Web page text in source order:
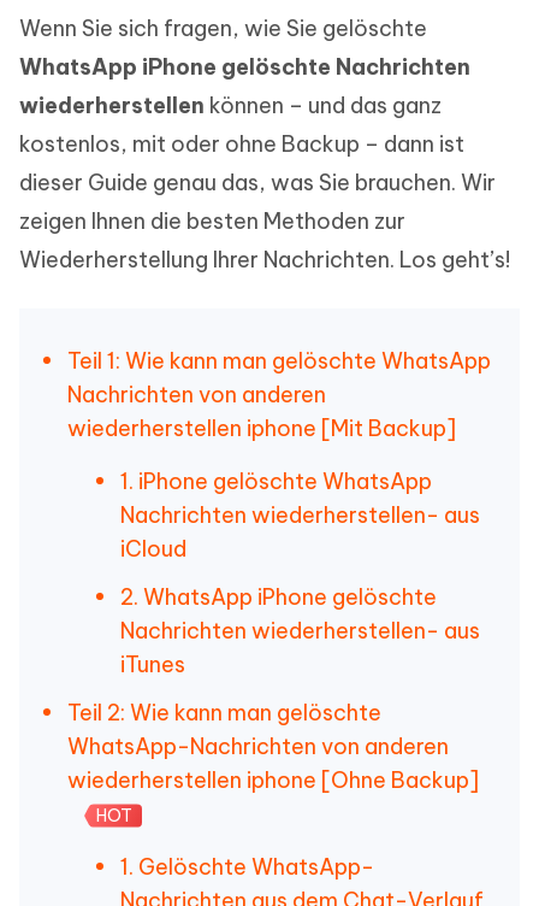
Wenn Sie sich fragen, wie Sie gelöschte
WhatsApp iPhone gelöschte Nachrichten
wiederherstellen können – und das ganz
kostenlos, mit oder ohne Backup – dann ist
dieser Guide genau das, was Sie brauchen. Wir
zeigen Ihnen die besten Methoden zur
Wiederherstellung Ihrer Nachrichten. Los geht’s!
Teil 1: Wie kann man gelöschte WhatsApp
Nachrichten von anderen
wiederherstellen iphone [Mit Backup]
1. iPhone gelöschte WhatsApp
Nachrichten wiederherstellen- aus
iCloud
2. WhatsApp iPhone gelöschte
Nachrichten wiederherstellen- aus
iTunes
Teil 2: Wie kann man gelöschte
WhatsApp-Nachrichten von anderen
wiederherstellen iphone [Ohne Backup]
HOT
1. Gelöschte WhatsApp-